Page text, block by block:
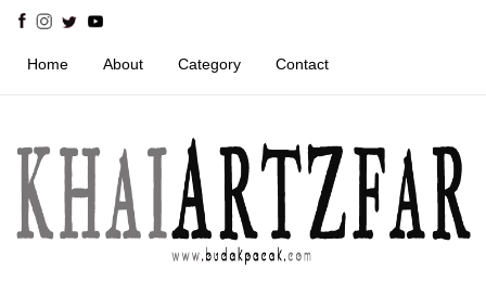
Home About Category Contact